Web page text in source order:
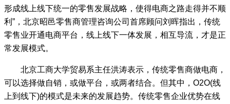
形成线上线下统一的零售发展战略，使得电商之路走得并不顺
利”，北京昭邑零售商管理咨询公司首席顾问刘晖指出，传统
零售业开通电商平台，线上线下一体发展，相互导流，才是正
常发展模式。
北京工商大学贸易系主任洪涛表示，传统零售商做电商，
可以选择做自销，或做平台，或两者结合。但其中，O2O(线
上到线下)的模式是未来的发展趋势。传统零售企业优势在线